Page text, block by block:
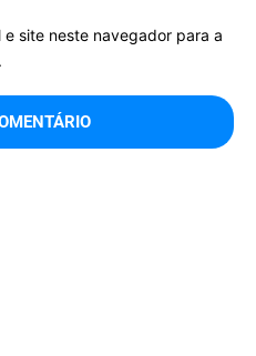
e site neste navegador para a